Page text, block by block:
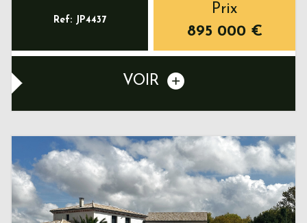
Ref: JP4437
Prix
895 000 €
VOIR